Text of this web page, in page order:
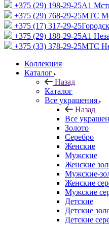
+375 (29) 198-29-25A1
+375 (29) 768-29-25МТС
+375 (17) 317-29-25
+375 (29) 188-29-25A1
+375 (33) 378-29-25МТС
Коллекция
Каталог
Назад
Каталог
Все украшения
Назад
Все
Золото
Серебро
Женские
Мужские
Женские
Мужские-
Женские
Мужские
Детские
Детские
Детские